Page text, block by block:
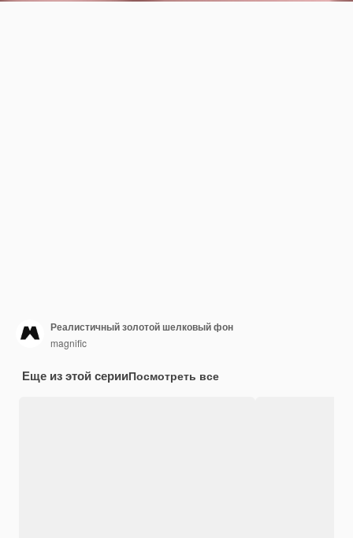
Реалистичный золотой шелковый фон
magnific
Еще из этой серииПосмотреть все